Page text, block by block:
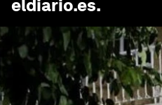
eldiario.es.